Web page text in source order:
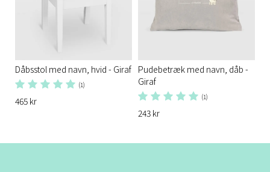
Dåbsstol med navn, hvid - Giraf
(1)
465 kr
Pudebetræk med navn, dåb -
Giraf
(1)
243 kr